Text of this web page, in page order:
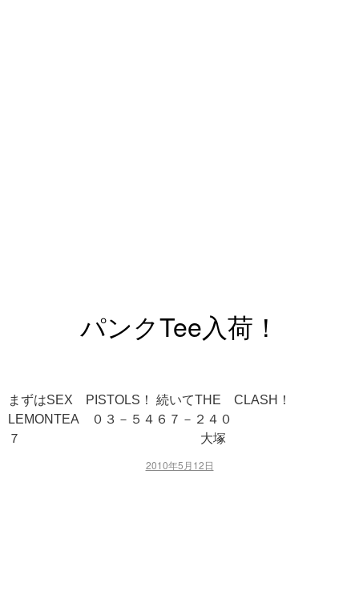
パンクTee入荷！
まずはSEX PISTOLS！ 続いてTHE CLASH！
LEMONTEA ０３－５４６７－２４０
７ 大塚
2010年5月12日